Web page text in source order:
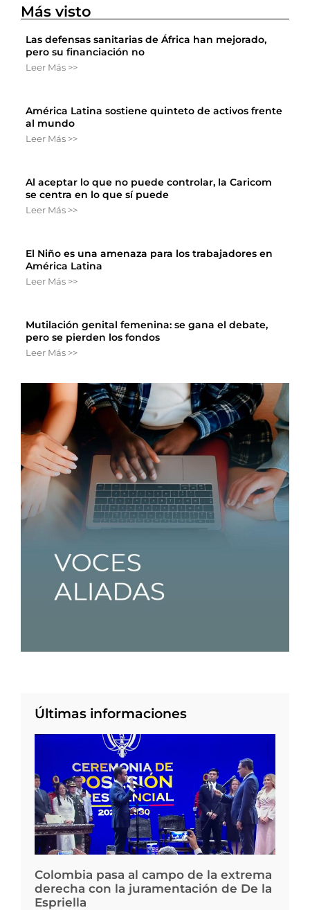
Más visto
Las defensas sanitarias de África han mejorado,
pero su financiación no
Leer Más >>
América Latina sostiene quinteto de activos frente
al mundo
Leer Más >>
Al aceptar lo que no puede controlar, la Caricom
se centra en lo que sí puede
Leer Más >>
El Niño es una amenaza para los trabajadores en
América Latina
Leer Más >>
Mutilación genital femenina: se gana el debate,
pero se pierden los fondos
Leer Más >>
Últimas informaciones
Colombia pasa al campo de la extrema
derecha con la juramentación de De la
Espriella